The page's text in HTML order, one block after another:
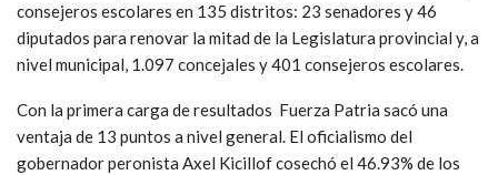
consejeros escolares en 135 distritos: 23 senadores y 46
diputados para renovar la mitad de la Legislatura provincial y, a
nivel municipal, 1.097 concejales y 401 consejeros escolares.
Con la primera carga de resultados Fuerza Patria sacó una
ventaja de 13 puntos a nivel general. El oficialismo del
gobernador peronista Axel Kicillof cosechó el 46.93% de los